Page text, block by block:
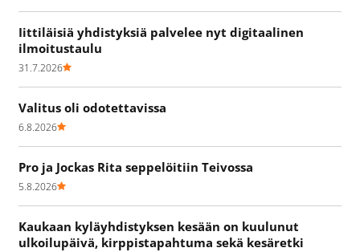
Iittiläisiä yhdistyksiä palvelee nyt digitaalinen
ilmoitustaulu
31.7.2026
Valitus oli odotettavissa
6.8.2026
Pro ja Jockas Rita seppelöitiin Teivossa
5.8.2026
Kaukaan kyläyhdistyksen kesään on kuulunut
ulkoilupäivä, kirppistapahtuma sekä kesäretki